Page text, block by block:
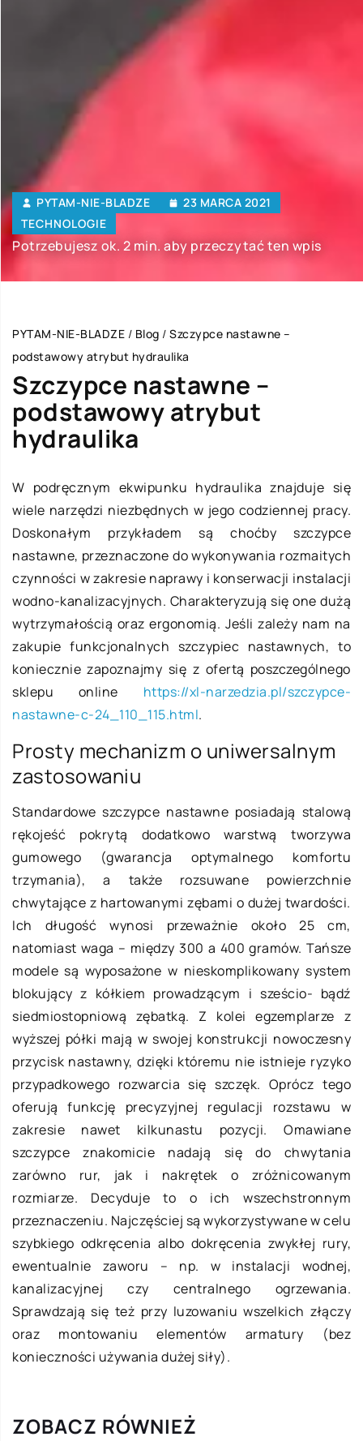
PYTAM-NIE-BLADZE
23 MARCA 2021
TECHNOLOGIE
Potrzebujesz ok. 2 min. aby przeczytać ten wpis
PYTAM-NIE-BLADZE / Blog / Szczypce nastawne –
podstawowy atrybut hydraulika
Szczypce nastawne –
podstawowy atrybut
hydraulika
W podręcznym ekwipunku hydraulika znajduje się
wiele narzędzi niezbędnych w jego codziennej pracy.
Doskonałym przykładem są choćby szczypce
nastawne, przeznaczone do wykonywania rozmaitych
czynności w zakresie naprawy i konserwacji instalacji
wodno-kanalizacyjnych. Charakteryzują się one dużą
wytrzymałością oraz ergonomią. Jeśli zależy nam na
zakupie funkcjonalnych szczypiec nastawnych, to
koniecznie zapoznajmy się z ofertą poszczególnego
sklepu online https://xl-narzedzia.pl/szczypce-
nastawne-c-24_110_115.html.
Prosty mechanizm o uniwersalnym
zastosowaniu
Standardowe szczypce nastawne posiadają stalową
rękojeść pokrytą dodatkowo warstwą tworzywa
gumowego (gwarancja optymalnego komfortu
trzymania), a także rozsuwane powierzchnie
chwytające z hartowanymi zębami o dużej twardości.
Ich długość wynosi przeważnie około 25 cm,
natomiast waga – między 300 a 400 gramów. Tańsze
modele są wyposażone w nieskomplikowany system
blokujący z kółkiem prowadzącym i sześcio- bądź
siedmiostopniową zębatką. Z kolei egzemplarze z
wyższej półki mają w swojej konstrukcji nowoczesny
przycisk nastawny, dzięki któremu nie istnieje ryzyko
przypadkowego rozwarcia się szczęk. Oprócz tego
oferują funkcję precyzyjnej regulacji rozstawu w
zakresie nawet kilkunastu pozycji. Omawiane
szczypce znakomicie nadają się do chwytania
zarówno rur, jak i nakrętek o zróżnicowanym
rozmiarze. Decyduje to o ich wszechstronnym
przeznaczeniu. Najczęściej są wykorzystywane w celu
szybkiego odkręcenia albo dokręcenia zwykłej rury,
ewentualnie zaworu – np. w instalacji wodnej,
kanalizacyjnej czy centralnego ogrzewania.
Sprawdzają się też przy luzowaniu wszelkich złączy
oraz montowaniu elementów armatury (bez
konieczności używania dużej siły).
ZOBACZ RÓWNIEŻ